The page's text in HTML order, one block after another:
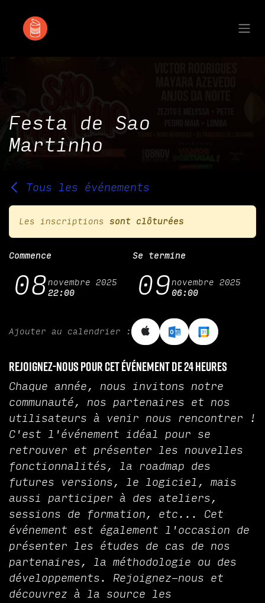
Festa de Sao
Martinho
Tous les événements
Les inscriptions sont clôturées
Commence
08novembre 2025
22:00
Se termine
09novembre 2025
06:00
Ajouter au calendrier :
Rejoignez-nous pour cet événement de 24 heures
Chaque année, nous invitons notre
communauté, nos partenaires et nos
utilisateurs à venir nous rencontrer !
C'est l'événement idéal pour se
retrouver et présenter les nouvelles
fonctionnalités, la roadmap des
futures versions, le logiciel, mais
aussi participer à des ateliers,
sessions de formation, etc... Cet
événement est également l'occasion de
présenter les études de cas de nos
partenaires, la méthodologie ou des
développements. Rejoignez-nous et
découvrez à la source les